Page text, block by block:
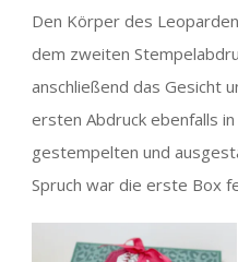
Den Körper des
dem zweiten
anschließend das Gesicht
ersten Abdruck ebenfalls
gestempelten und
Spruch war die erste Box